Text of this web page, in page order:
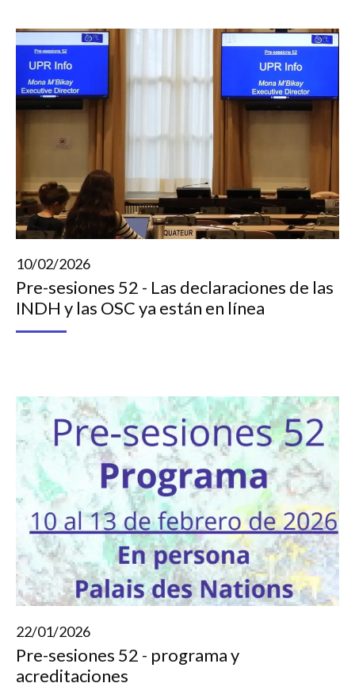
10/02/2026
Pre-sesiones 52 - Las declaraciones de las
INDH y las OSC ya están en línea
22/01/2026
Pre-sesiones 52 - programa y
acreditaciones